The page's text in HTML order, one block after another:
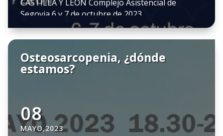
CASTILLA Y LEÓN Complejo Asistencial de
Segovia 6 y 7 de octubre de 2023
Osteosarcopenia, ¿dónde
estamos?
08
MAYO,2023